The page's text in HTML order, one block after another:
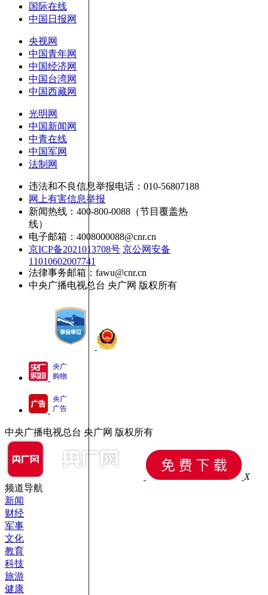
国际在线
中国日报网
央视网
中国青年网
中国经济网
中国台湾网
中国西藏网
光明网
中国新闻网
中青在线
中国军网
法制网
违法和不良信息举报电话：010-56807188
网上有害信息举报
新闻热线：400-800-0088（节目覆盖热
线）
电子邮箱：4008000088@cnr.cn
京ICP备2021013708号 京公网安备
11010602007741
法律事务邮箱：fawu@cnr.cn
中央广播电视总台 央广网 版权所有
央广
购物
央广
广告
中央广播电视总台 央广网 版权所有
X
频道导航
新闻
财经
军事
文化
教育
科技
旅游
健康